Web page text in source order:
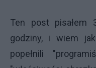
Ten post pisałem
godziny, i wiem
popełnili